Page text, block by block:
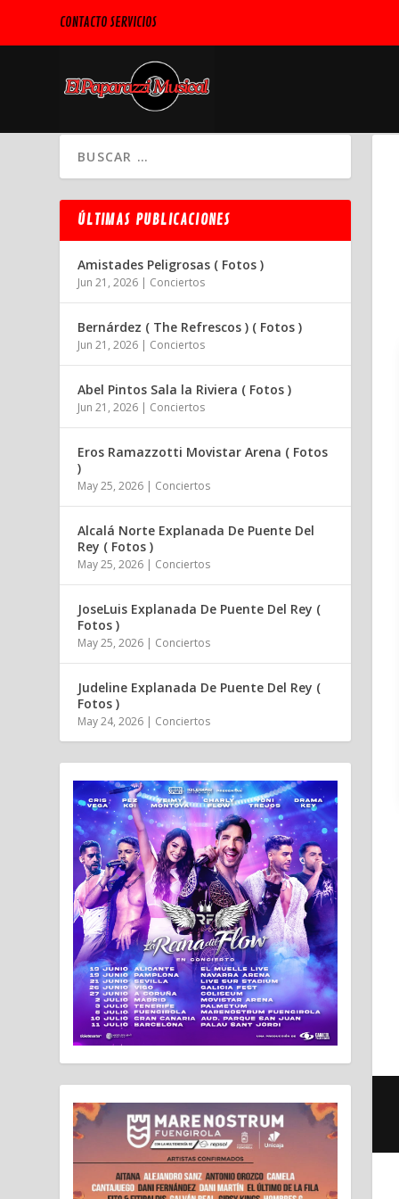
CONTACTO SERVICIOS
ÚLTIMAS PUBLICACIONES
Amistades Peligrosas ( Fotos )
Jun 21, 2026 | Conciertos
Bernárdez ( The Refrescos ) ( Fotos )
Jun 21, 2026 | Conciertos
Abel Pintos Sala la Riviera ( Fotos )
Jun 21, 2026 | Conciertos
Eros Ramazzotti Movistar Arena ( Fotos
)
May 25, 2026 | Conciertos
Alcalá Norte Explanada De Puente Del
Rey ( Fotos )
May 25, 2026 | Conciertos
JoseLuis Explanada De Puente Del Rey (
Fotos )
May 25, 2026 | Conciertos
Judeline Explanada De Puente Del Rey (
Fotos )
May 24, 2026 | Conciertos